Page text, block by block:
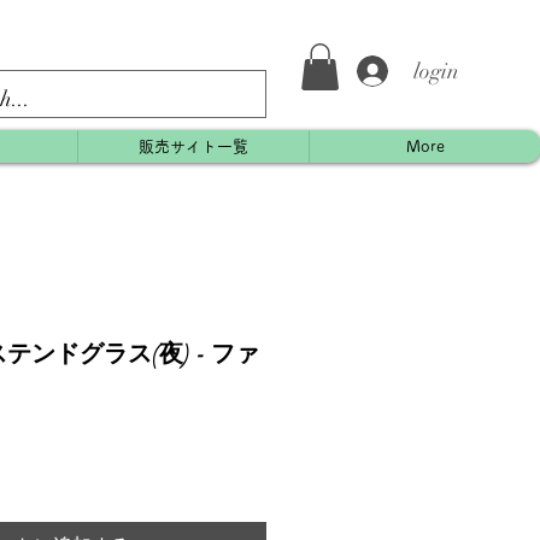
login
販売サイト一覧 More
ンドグラス(夜) - ファ